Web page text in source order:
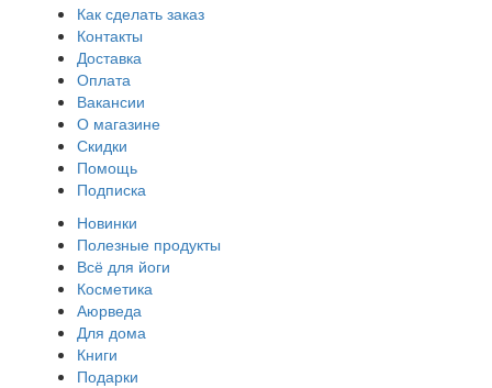
Как сделать заказ
Контакты
Доставка
Оплата
Вакансии
О магазине
Скидки
Помощь
Подписка
Новинки
Полезные продукты
Всё для йоги
Косметика
Аюрведа
Для дома
Книги
Подарки